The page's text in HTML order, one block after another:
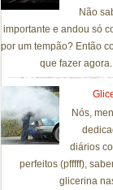
Não
importante e andou só
por um tempão? Então
que fazer
Nós,
diários
perfeitos (pfffff),
glicerina